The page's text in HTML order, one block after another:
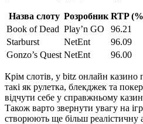
Назва слоту Розробник RTP
Book of Dead Play’n GO
96.21
Starburst
NetEnt
96.09
Gonzo’s Quest NetEnt 96.00
Крім слотів, у bitz онлайн казино
такі як рулетка, блекджек та
відчути себе у справжньому
Також варто звернути увагу на
створюють ще більш реалістичну